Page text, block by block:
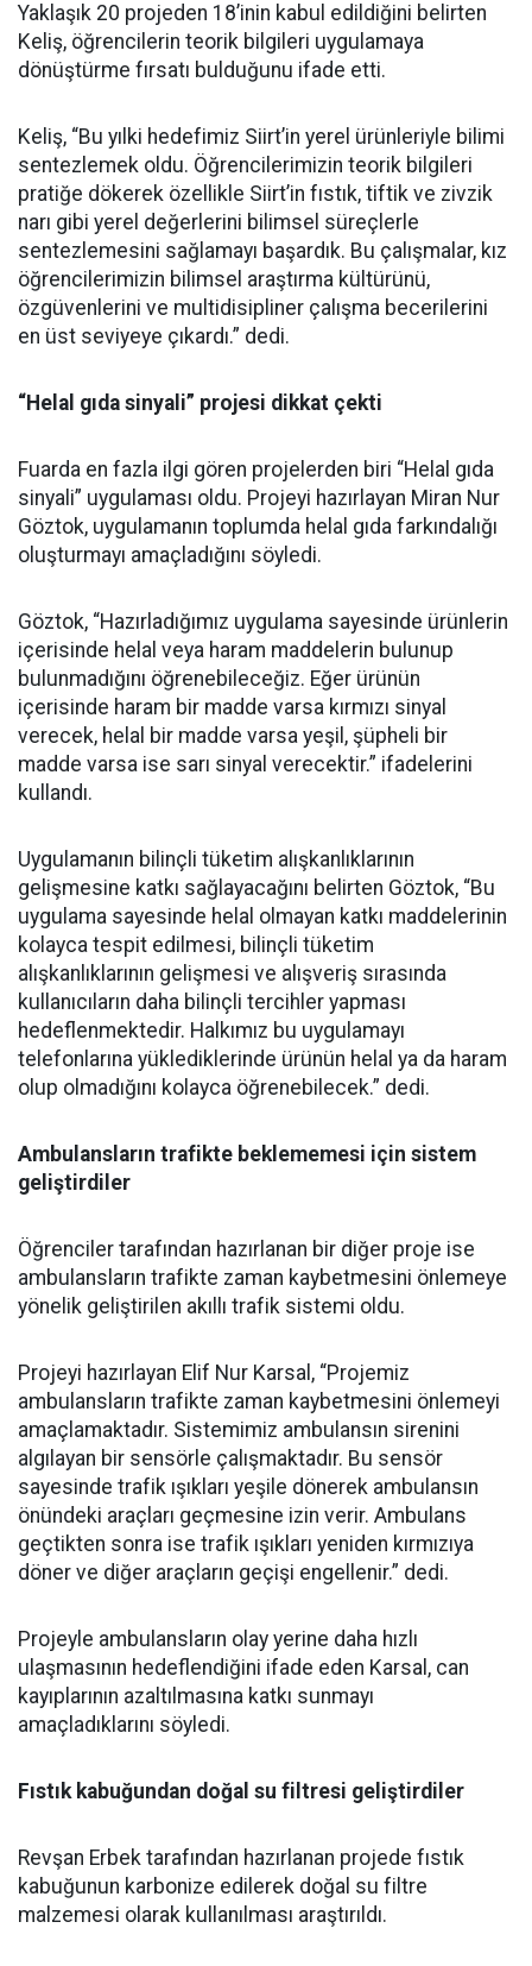
Yaklaşık 20 projeden 18’inin kabul edildiğini belirten
Keliş, öğrencilerin teorik bilgileri uygulamaya
dönüştürme fırsatı bulduğunu ifade etti.
Keliş, “Bu yılki hedefimiz Siirt’in yerel ürünleriyle bilimi
sentezlemek oldu. Öğrencilerimizin teorik bilgileri
pratiğe dökerek özellikle Siirt’in fıstık, tiftik ve zivzik
narı gibi yerel değerlerini bilimsel süreçlerle
sentezlemesini sağlamayı başardık. Bu çalışmalar, kız
öğrencilerimizin bilimsel araştırma kültürünü,
özgüvenlerini ve multidisipliner çalışma becerilerini
en üst seviyeye çıkardı.” dedi.
“Helal gıda sinyali” projesi dikkat çekti
Fuarda en fazla ilgi gören projelerden biri “Helal gıda
sinyali” uygulaması oldu. Projeyi hazırlayan Miran Nur
Göztok, uygulamanın toplumda helal gıda farkındalığı
oluşturmayı amaçladığını söyledi.
Göztok, “Hazırladığımız uygulama sayesinde ürünlerin
içerisinde helal veya haram maddelerin bulunup
bulunmadığını öğrenebileceğiz. Eğer ürünün
içerisinde haram bir madde varsa kırmızı sinyal
verecek, helal bir madde varsa yeşil, şüpheli bir
madde varsa ise sarı sinyal verecektir.” ifadelerini
kullandı.
Uygulamanın bilinçli tüketim alışkanlıklarının
gelişmesine katkı sağlayacağını belirten Göztok, “Bu
uygulama sayesinde helal olmayan katkı maddelerinin
kolayca tespit edilmesi, bilinçli tüketim
alışkanlıklarının gelişmesi ve alışveriş sırasında
kullanıcıların daha bilinçli tercihler yapması
hedeflenmektedir. Halkımız bu uygulamayı
telefonlarına yüklediklerinde ürünün helal ya da haram
olup olmadığını kolayca öğrenebilecek.” dedi.
Ambulansların trafikte beklememesi için sistem
geliştirdiler
Öğrenciler tarafından hazırlanan bir diğer proje ise
ambulansların trafikte zaman kaybetmesini önlemeye
yönelik geliştirilen akıllı trafik sistemi oldu.
Projeyi hazırlayan Elif Nur Karsal, “Projemiz
ambulansların trafikte zaman kaybetmesini önlemeyi
amaçlamaktadır. Sistemimiz ambulansın sirenini
algılayan bir sensörle çalışmaktadır. Bu sensör
sayesinde trafik ışıkları yeşile dönerek ambulansın
önündeki araçları geçmesine izin verir. Ambulans
geçtikten sonra ise trafik ışıkları yeniden kırmızıya
döner ve diğer araçların geçişi engellenir.” dedi.
Projeyle ambulansların olay yerine daha hızlı
ulaşmasının hedeflendiğini ifade eden Karsal, can
kayıplarının azaltılmasına katkı sunmayı
amaçladıklarını söyledi.
Fıstık kabuğundan doğal su filtresi geliştirdiler
Revşan Erbek tarafından hazırlanan projede fıstık
kabuğunun karbonize edilerek doğal su filtre
malzemesi olarak kullanılması araştırıldı.